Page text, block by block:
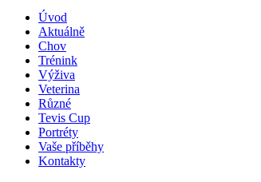
Úvod
Aktuálně
Chov
Trénink
Výživa
Veterina
Různé
Tevis Cup
Portréty
Vaše příběhy
Kontakty